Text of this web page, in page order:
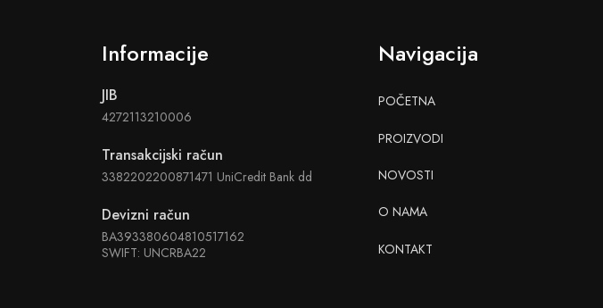
Informacije
JIB
4272113210006
Transakcijski račun
3382202200871471 UniCredit Bank dd
Devizni račun
BA393380604810517162
SWIFT: UNCRBA22
Navigacija
POČETNA
PROIZVODI
NOVOSTI
O NAMA
KONTAKT